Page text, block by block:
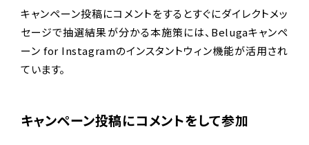
キャンペーン投稿にコメントをするとすぐにダイレクトメッ
セージで抽選結果が分かる本施策には、Belugaキャンペ
ーン for Instagramのインスタントウィン機能が活用され
ています。
キャンペーン投稿にコメントをして参加